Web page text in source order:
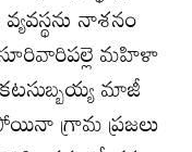
నాశనం
మహిళా
మాజీ
గ్రామ ప్రజలు